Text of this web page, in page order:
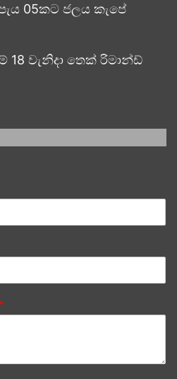
05කට ජලය කැපේ
18 වැනිදා තෙක් රිමාන්ඩ්
*